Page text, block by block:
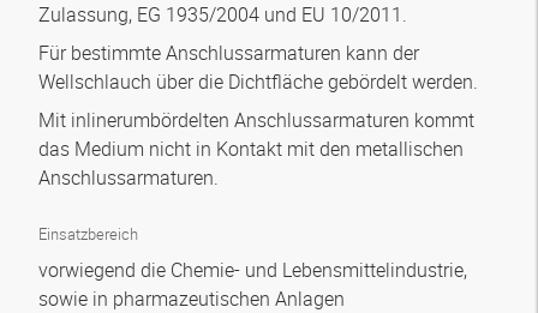
Zulassung, EG 1935/2004 und EU 10/2011.
Für bestimmte Anschlussarmaturen kann der
Wellschlauch über die Dichtfläche gebördelt werden.
Mit inlinerumbördelten Anschlussarmaturen kommt
das Medium nicht in Kontakt mit den metallischen
Anschlussarmaturen.
Einsatzbereich
vorwiegend die Chemie- und Lebensmittelindustrie,
sowie in pharmazeutischen Anlagen